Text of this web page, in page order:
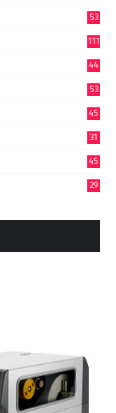
53
111
44
53
45
31
45
29